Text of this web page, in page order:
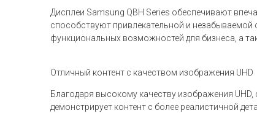
Дисплеи Samsung QBH Series обеспечивают
способствуют привлекательной и
функциональных возможностей для бизнеса, а
Отличный контент с качеством изображения UHD
Благодаря высокому качеству изображения
демонстрирует контент с более реалистичной